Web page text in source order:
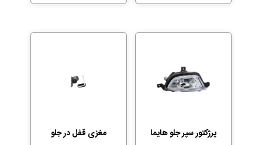
پرژکتور سپر جلو هایما
مغزی قفل در جلو